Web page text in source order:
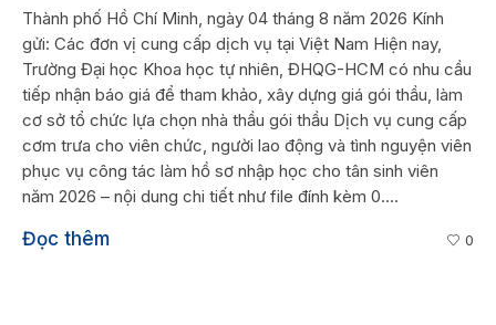
Thành phố Hồ Chí Minh, ngày 04 tháng 8 năm 2026 Kính
gửi: Các đơn vị cung cấp dịch vụ tại Việt Nam Hiện nay,
Trường Đại học Khoa học tự nhiên, ĐHQG-HCM có nhu cầu
tiếp nhận báo giá để tham khảo, xây dựng giá gói thầu, làm
cơ sở tổ chức lựa chọn nhà thầu gói thầu Dịch vụ cung cấp
cơm trưa cho viên chức, người lao động và tình nguyện viên
phục vụ công tác làm hồ sơ nhập học cho tân sinh viên
năm 2026 – nội dung chi tiết như file đính kèm 0....
Đọc thêm 0